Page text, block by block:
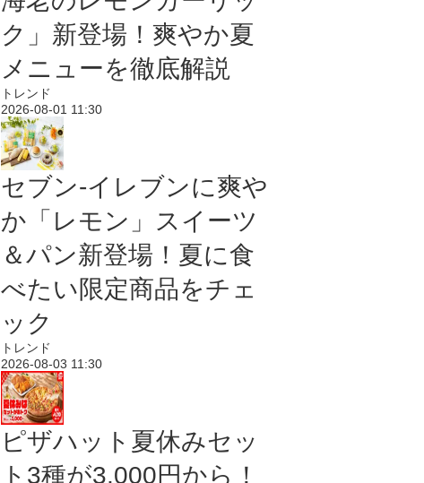
ク」新登場！爽やか夏
メニューを徹底解説
トレンド
2026-08-01 11:30
セブン‐イレブンに爽や
か「レモン」スイーツ
＆パン新登場！夏に食
べたい限定商品をチェ
ック
トレンド
2026-08-03 11:30
ピザハット夏休みセッ
ト3種が3,000円から！